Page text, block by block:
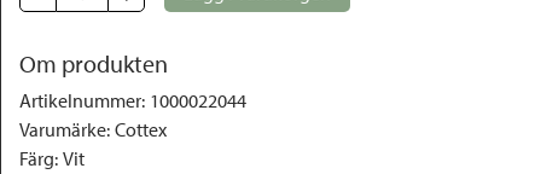
Om produkten
Artikelnummer: 1000022044
Varumärke: Cottex
Färg: Vit